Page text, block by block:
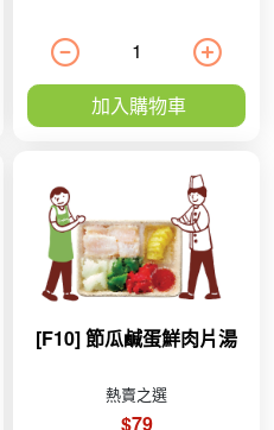
加入購物車
[F10] 節瓜鹹蛋鮮肉片湯
熱賣之選
$79